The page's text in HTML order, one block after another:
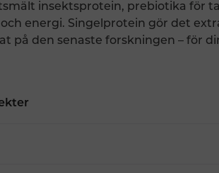
insektsprotein, prebiotika för
energi. Singelprotein gör det
på den senaste forskningen – för